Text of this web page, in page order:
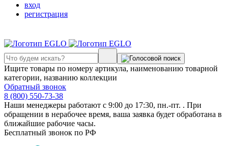
вход
регистрация
Ищите товары по номеру артикула, наименованию товарной
категории, названию коллекции
Обратный звонок
8 (800) 550-73-38
Наши менеджеры работают с 9:00 до 17:30, пн.-пт. . При
обращении в нерабочее время, ваша заявка будет обработана в
ближайшие рабочие часы.
Бесплатный звонок по РФ